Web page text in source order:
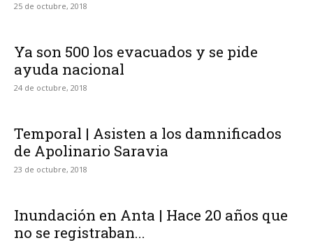
25 de octubre, 2018
Ya son 500 los evacuados y se pide
ayuda nacional
24 de octubre, 2018
Temporal | Asisten a los damnificados
de Apolinario Saravia
23 de octubre, 2018
Inundación en Anta | Hace 20 años que
no se registraban...